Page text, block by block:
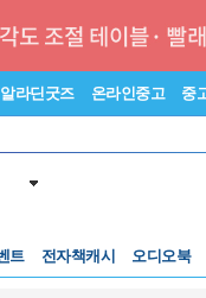
알라딘굿즈 온라인중고 중
트 전자책캐시 오디오북